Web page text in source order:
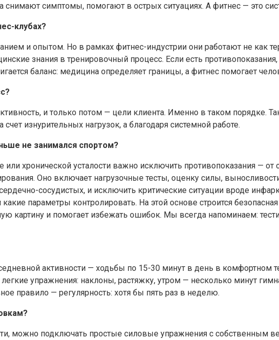
снимают симптомы, помогают в острых ситуациях. А фитнес — это
клубах?
и опытом. Но в рамках фитнес-индустрии они работают не как
знания в тренировочный процесс. Если есть
баланс: медицина определяет границы, а фитнес помогает
и только потом — цели клиента. Именно в таком порядке.
изнурительных нагрузок, а благодаря системной работе.
не занимался спортом?
хронической усталости важно исключить противопоказания —
Оно включает нагрузочные тесты, оценку силы,
сосудистых, и исключить критические ситуации вроде
параметры контролировать. На этой основе строится
картину и помогает избежать ошибок. Мы всегда напоминаем:
активности — ходьбы по 15-30 минут в день в комфортном
упражнения: наклоны, растяжку, утром — несколько минут
правило — регулярность: хотя бы пять раз в неделю.
можно подключать простые силовые упражнения с собственным